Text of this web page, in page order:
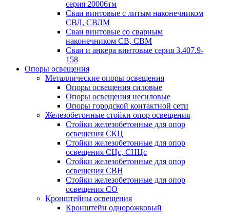
серия 20006тм
Сваи винтовые с литым наконечником
СВЛ, СВЛМ
Сваи винтовые со сварным
наконечником СВ, СВМ
Сваи и анкера винтовые серия 3.407.9-
158
Опоры освещения
Металлические опоры освещения
Опоры освещения силовые
Опоры освещения несиловые
Опоры городской контактной сети
Железобетонные стойки опор освещения
Стойки железобетонные для опор
освещения СКЦ
Стойки железобетонные для опор
освещения СЦс, СНЦс
Стойки железобетонные для опор
освещения СВН
Стойки железобетонные для опор
освещения СО
Кронштейны освещения
Кронштейн однорожковый